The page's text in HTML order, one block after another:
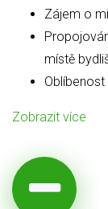
Zájem o
místě
Zobrazit více